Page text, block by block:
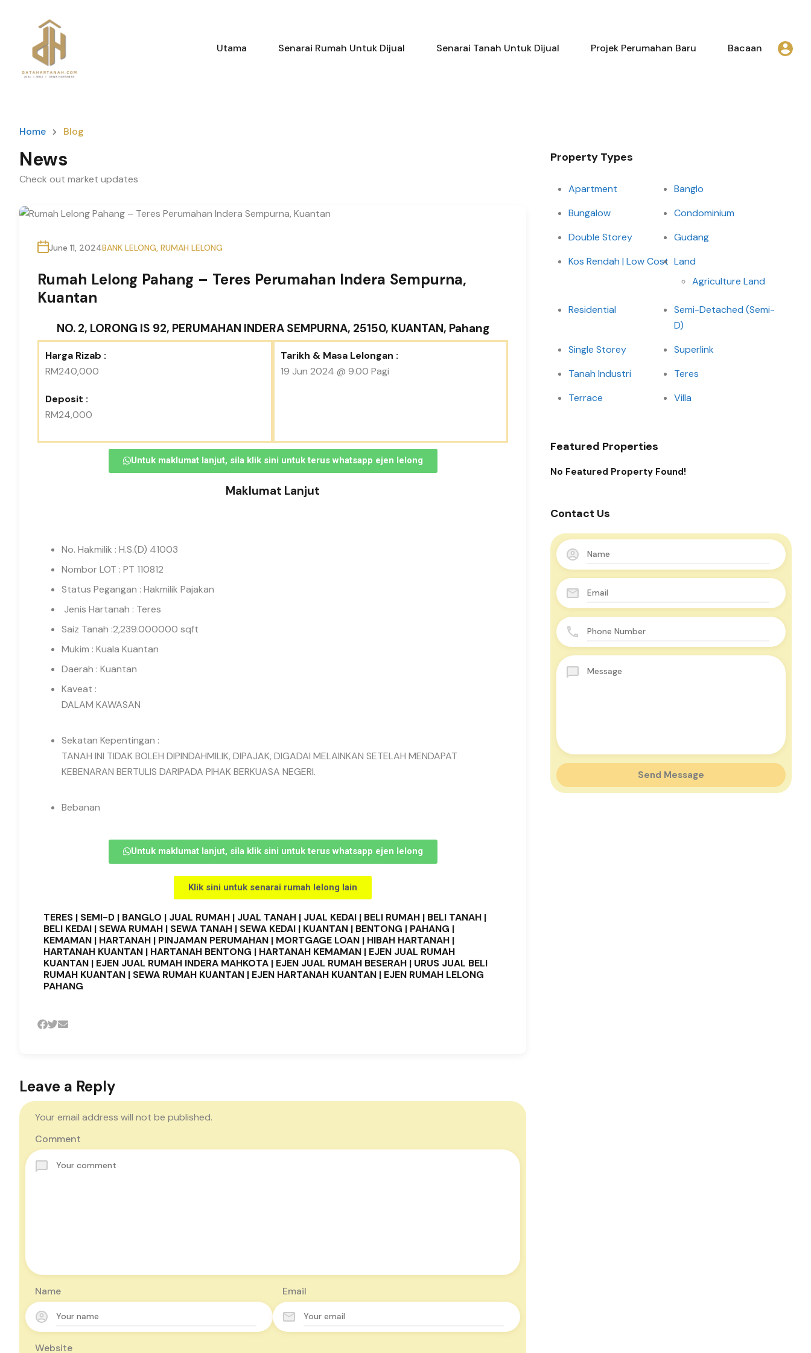
Utama Senarai Rumah Untuk Dijual Senarai Tanah Untuk Dijual Projek Perumahan Baru Bacaan
Utama Senarai Rumah Untuk Dijual Senarai Tanah Untuk Dijual Projek Perumahan Baru Bacaan
Home Blog
News
Check out market updates
June 11, 2024BANK LELONG, RUMAH LELONG
Rumah Lelong Pahang – Teres Perumahan Indera Sempurna,
Kuantan
NO. 2, LORONG IS 92, PERUMAHAN INDERA SEMPURNA, 25150, KUANTAN, Pahang
Harga Rizab :
RM240,000
Deposit :
RM24,000
Tarikh & Masa Lelongan :
19 Jun 2024 @ 9.00 Pagi
Untuk maklumat lanjut, sila klik sini untuk terus whatsapp ejen lelong
Maklumat Lanjut
No. Hakmilik : H.S.(D) 41003
Nombor LOT : PT 110812
Status Pegangan : Hakmilik Pajakan
Jenis Hartanah : Teres
Saiz Tanah :2,239.000000 sqft
Mukim : Kuala Kuantan
Daerah : Kuantan
Kaveat :
DALAM KAWASAN
Sekatan Kepentingan :
TANAH INI TIDAK BOLEH DIPINDAHMILIK, DIPAJAK, DIGADAI MELAINKAN SETELAH MENDAPAT
KEBENARAN BERTULIS DARIPADA PIHAK BERKUASA NEGERI.
Bebanan
Untuk maklumat lanjut, sila klik sini untuk terus whatsapp ejen lelong
Klik sini untuk senarai rumah lelong lain
TERES | SEMI-D | BANGLO | JUAL RUMAH | JUAL TANAH | JUAL KEDAI | BELI RUMAH | BELI TANAH |
BELI KEDAI | SEWA RUMAH | SEWA TANAH | SEWA KEDAI | KUANTAN | BENTONG | PAHANG |
KEMAMAN | HARTANAH | PINJAMAN PERUMAHAN | MORTGAGE LOAN | HIBAH HARTANAH |
HARTANAH KUANTAN | HARTANAH BENTONG | HARTANAH KEMAMAN | EJEN JUAL RUMAH
KUANTAN | EJEN JUAL RUMAH INDERA MAHKOTA | EJEN JUAL RUMAH BESERAH | URUS JUAL BELI
RUMAH KUANTAN | SEWA RUMAH KUANTAN | EJEN HARTANAH KUANTAN | EJEN RUMAH LELONG
PAHANG
Leave a Reply
Your email address will not be published.
Comment
Name Email
Website
Property Types
Apartment
Banglo
Bungalow
Condominium
Double Storey
Gudang
Kos Rendah | Low Cost Land
Agriculture Land
Residential
Semi-Detached (Semi-
D)
Single Storey
Superlink
Tanah Industri
Teres
Terrace
Villa
Featured Properties
No Featured Property Found!
Contact Us